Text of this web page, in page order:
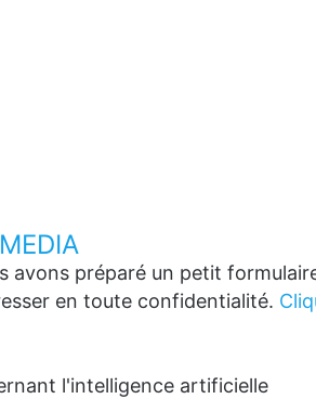
avons préparé un petit
en toute confidentialité.
l'intelligence artificielle